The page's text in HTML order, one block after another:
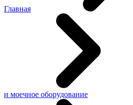
Главная
и моечное оборудование